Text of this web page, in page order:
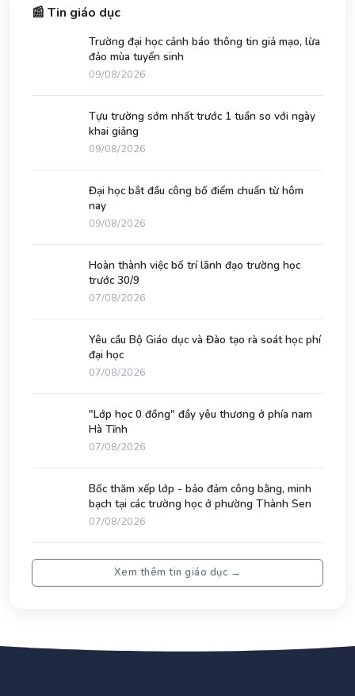
📰 Tin giáo dục
Trường đại học cảnh báo thông tin giả mạo, lừa
đảo mùa tuyển sinh
09/08/2026
Tựu trường sớm nhất trước 1 tuần so với ngày
khai giảng
09/08/2026
Đại học bắt đầu công bố điểm chuẩn từ hôm
nay
09/08/2026
Hoàn thành việc bố trí lãnh đạo trường học
trước 30/9
07/08/2026
Yêu cầu Bộ Giáo dục và Đào tạo rà soát học phí
đại học
07/08/2026
"Lớp học 0 đồng" đầy yêu thương ở phía nam
Hà Tĩnh
07/08/2026
Bốc thăm xếp lớp - bảo đảm công bằng, minh
bạch tại các trường học ở phường Thành Sen
07/08/2026
Xem thêm tin giáo dục →